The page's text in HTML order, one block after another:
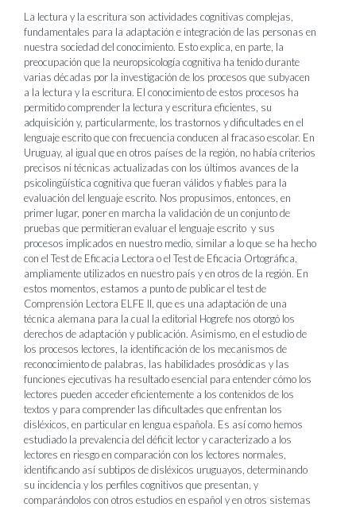
La lectura y la escritura son actividades cognitivas complejas,
fundamentales para la adaptación e integración de las personas en
nuestra sociedad del conocimiento. Esto explica, en parte, la
preocupación que la neuropsicología cognitiva ha tenido durante
varias décadas por la investigación de los procesos que subyacen
a la lectura y la escritura. El conocimiento de estos procesos ha
permitido comprender la lectura y escritura eficientes, su
adquisición y, particularmente, los trastornos y dificultades en el
lenguaje escrito que con frecuencia conducen al fracaso escolar. En
Uruguay, al igual que en otros países de la región, no había criterios
precisos ni técnicas actualizadas con los últimos avances de la
psicolingüística cognitiva que fueran válidos y fiables para la
evaluación del lenguaje escrito. Nos propusimos, entonces, en
primer lugar, poner en marcha la validación de un conjunto de
pruebas que permitieran evaluar el lenguaje escrito y sus
procesos implicados en nuestro medio, similar a lo que se ha hecho
con el Test de Eficacia Lectora o el Test de Eficacia Ortográfica,
ampliamente utilizados en nuestro país y en otros de la región. En
estos momentos, estamos a punto de publicar el test de
Comprensión Lectora ELFE II, que es una adaptación de una
técnica alemana para la cual la editorial Hogrefe nos otorgó los
derechos de adaptación y publicación. Asimismo, en el estudio de
los procesos lectores, la identificación de los mecanismos de
reconocimiento de palabras, las habilidades prosódicas y las
funciones ejecutivas ha resultado esencial para entender cómo los
lectores pueden acceder eficientemente a los contenidos de los
textos y para comprender las dificultades que enfrentan los
disléxicos, en particular en lengua española. Es así como hemos
estudiado la prevalencia del déficit lector y caracterizado a los
lectores en riesgo en comparación con los lectores normales,
identificando así subtipos de disléxicos uruguayos, determinando
su incidencia y los perfiles cognitivos que presentan, y
comparándolos con otros estudios en español y en otros sistemas